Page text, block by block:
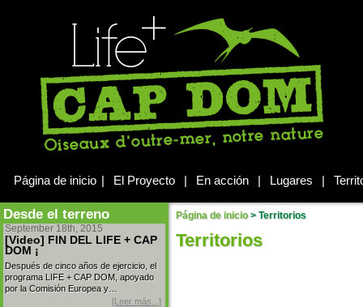
Página de inicio | El Proyecto | En acción | Lugares |
Desde el terreno
September 18th, 2015
[Video] FIN DEL LIFE + CAP
DOM ¡
Después de cinco años de ejercicio, el
programa LIFE + CAP DOM, apoyado
por la Comisión Europea y…
[Leer más...]
Página de inicio>Territorios
Territorios